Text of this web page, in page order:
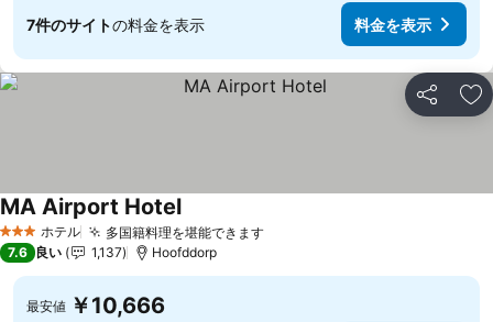
7件のサイトの料金を表示 料金を表示
シェア お
3 ホテルのランク
ホテル 多国籍料理を堪能できます
MA Airport Hotel
7.6 良い 1,137 Hoofddorp
最安値 ￥10,666